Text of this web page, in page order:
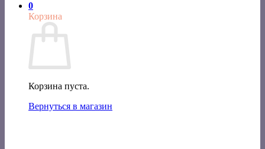
0
Корзина
Корзина пуста.
Вернуться в магазин